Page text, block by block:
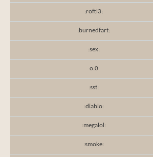
:roftl3:
:burnedfart:
:sex:
o.0
:sst:
:diablo:
:megalol:
:smoke: